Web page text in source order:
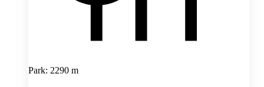
Park: 2290 m